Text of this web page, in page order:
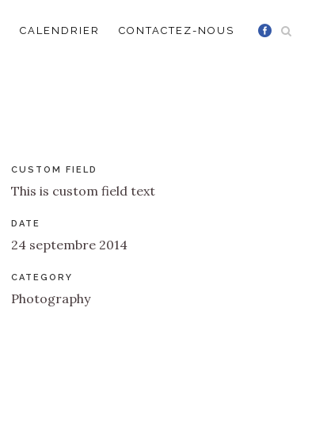
CALENDRIER CONTACTEZ-NOUS
CUSTOM FIELD
This is custom field text
DATE
24 septembre 2014
CATEGORY
Photography